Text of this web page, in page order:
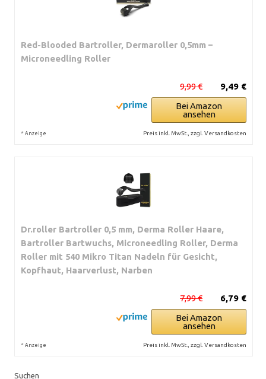
Red-Blooded Bartroller, Dermaroller 0,5mm –
Microneedling Roller
9,49 €
9,99 €
Bei Amazon
ansehen
* Anzeige Preis inkl. MwSt., zzgl. Versandkosten
Dr.roller Bartroller 0,5 mm, Derma Roller Haare,
Bartroller Bartwuchs, Microneedling Roller, Derma
Roller mit 540 Mikro Titan Nadeln für Gesicht,
Kopfhaut, Haarverlust, Narben
6,79 €
7,99 €
Bei Amazon
ansehen
* Anzeige Preis inkl. MwSt., zzgl. Versandkosten
Suchen